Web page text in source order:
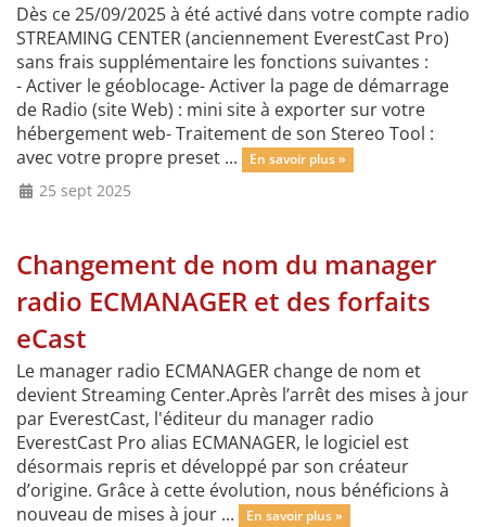
Dès ce 25/09/2025 à été activé dans votre compte radio
STREAMING CENTER (anciennement EverestCast Pro)
sans frais supplémentaire les fonctions suivantes :
- Activer le géoblocage- Activer la page de démarrage
de Radio (site Web) : mini site à exporter sur votre
hébergement web- Traitement de son Stereo Tool :
avec votre propre preset ...
En savoir plus »
25 sept 2025
Changement de nom du manager
radio ECMANAGER et des forfaits
eCast
Le manager radio ECMANAGER change de nom et
devient Streaming Center.Après l’arrêt des mises à jour
par EverestCast, l'éditeur du manager radio
EverestCast Pro alias ECMANAGER, le logiciel est
désormais repris et développé par son créateur
d’origine. Grâce à cette évolution, nous bénéficions à
nouveau de mises à jour ...
En savoir plus »